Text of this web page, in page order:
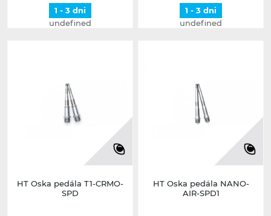
1 - 3 dni
undefined
1 - 3 dni
undefined
HT Oska pedála T1-CRMO-
SPD
HT Oska pedála NANO-
AIR-SPD1